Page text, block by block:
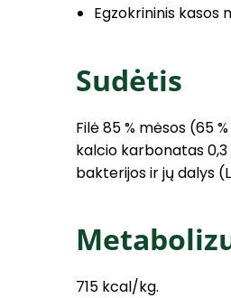
Egzokrininis kasos
Sudėtis
Filė 85 % mėsos (65
kalcio karbonatas 0,3
bakterijos ir jų dalys
715 kcal/kg.